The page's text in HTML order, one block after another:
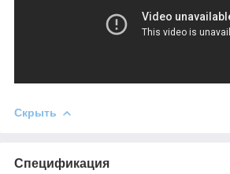
Скрыть
Спецификация